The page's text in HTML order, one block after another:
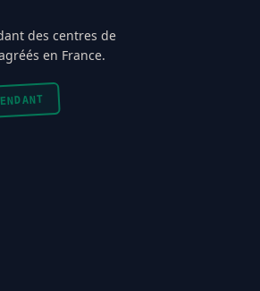
des centres de
en France.